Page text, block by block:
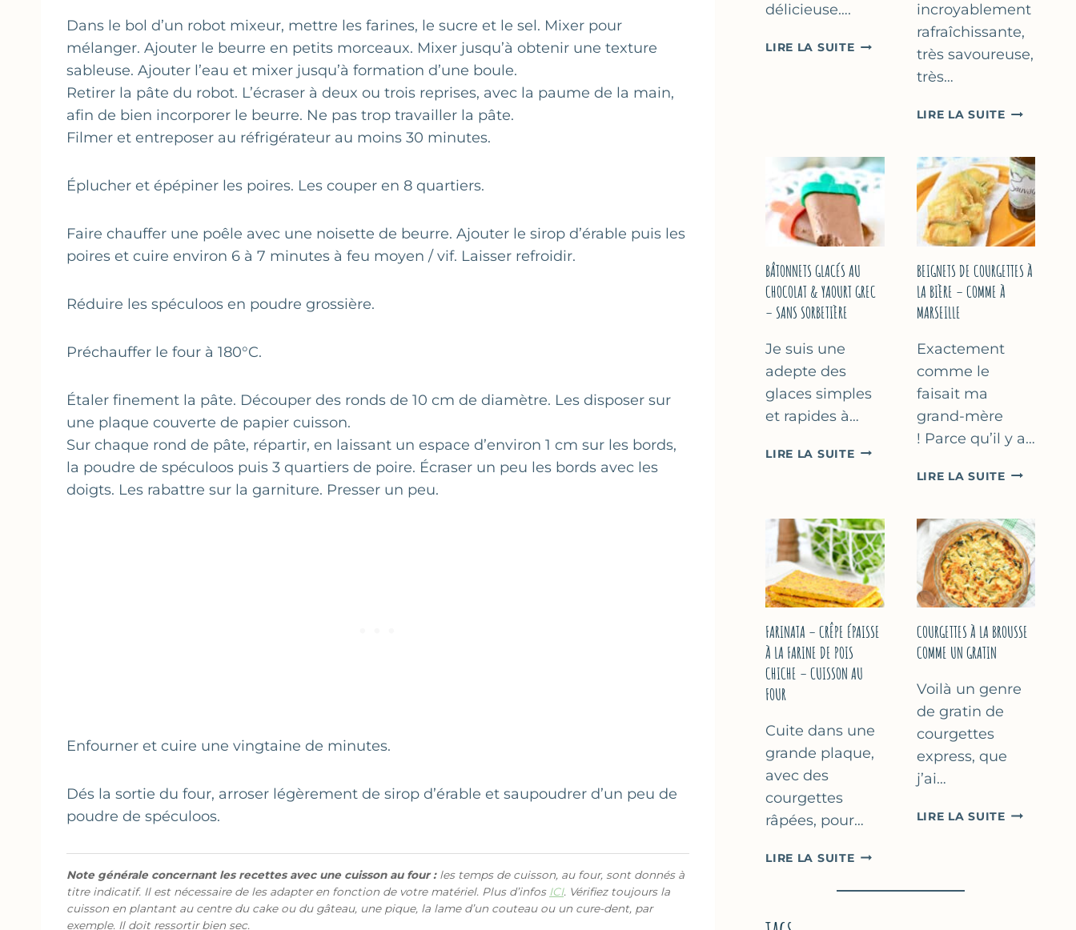
Dans le bol d’un robot mixeur, mettre les farines, le sucre et le sel. Mixer pour
mélanger. Ajouter le beurre en petits morceaux. Mixer jusqu’à obtenir une texture
sableuse. Ajouter l’eau et mixer jusqu’à formation d’une boule.
Retirer la pâte du robot. L’écraser à deux ou trois reprises, avec la paume de la main,
afin de bien incorporer le beurre. Ne pas trop travailler la pâte.
Filmer et entreposer au réfrigérateur au moins 30 minutes.
Éplucher et épépiner les poires. Les couper en 8 quartiers.
Faire chauffer une poêle avec une noisette de beurre. Ajouter le sirop d’érable puis les
poires et cuire environ 6 à 7 minutes à feu moyen / vif. Laisser refroidir.
Réduire les spéculoos en poudre grossière.
Préchauffer le four à 180°C.
Étaler finement la pâte. Découper des ronds de 10 cm de diamètre. Les disposer sur
une plaque couverte de papier cuisson.
Sur chaque rond de pâte, répartir, en laissant un espace d’environ 1 cm sur les bords,
la poudre de spéculoos puis 3 quartiers de poire. Écraser un peu les bords avec les
doigts. Les rabattre sur la garniture. Presser un peu.
Enfourner et cuire une vingtaine de minutes.
Dés la sortie du four, arroser légèrement de sirop d’érable et saupoudrer d’un peu de
poudre de spéculoos.
Note générale concernant les recettes avec une cuisson au four :les temps de cuisson, au four, sont donnés à
titre indicatif. Il est nécessaire de les adapter en fonction de votre matériel. Plus d’infos ICI. Vérifiez toujours la
cuisson en plantant au centre du cake ou du gâteau, une pique, la lame d’un couteau ou un cure-dent, par
exemple. Il doit ressortir bien sec.
délicieuse….
LIRE LA SUITEABRICOTS
&
FLEUR
D’ORANGER
incroyablement
rafraîchissante,
très savoureuse,
très…
LIRE LA SUITESOUPE
AU
CITRON
&
BASILIC
BÂTONNETS GLACÉS AU
CHOCOLAT & YAOURT GREC
– SANS SORBETIÈRE
Je suis une
adepte des
glaces simples
et rapides à…
LIRE LA SUITEBÂTONNETS
&
YAOURT
GREC
–
SANS
BEIGNETS DE COURGETTES À
LA BIÈRE – COMME À
MARSEILLE
Exactement
comme le
faisait ma
grand-mère
! Parce qu’il y a…
LIRE LA SUITEBEIGNETS
À
LA
BIÈRE
–
COMME
MARSEILLE
FARINATA – CRÊPE ÉPAISSE
À LA FARINE DE POIS
CHICHE – CUISSON AU
FOUR
Cuite dans une
grande plaque,
avec des
courgettes
râpées, pour…
LIRE LA SUITEFARINATA
CRÊPE
COURGETTES À LA BROUSSE
COMME UN GRATIN
Voilà un genre
de gratin de
courgettes
express, que
j’ai…
LIRE LA SUITE